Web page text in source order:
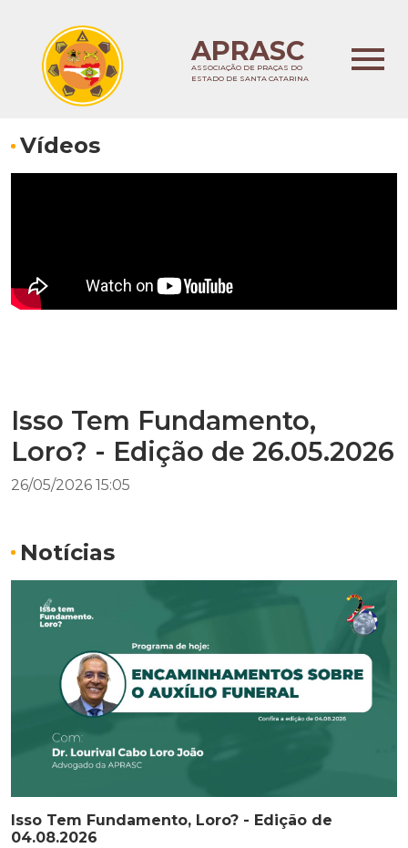
APRASC
ASSOCIAÇÃO DE PRAÇAS DO
ESTADO DE SANTA CATARINA
Vídeos
Isso Tem Fundamento,
Loro? - Edição de 26.05.2026
26/05/2026 15:05
Notícias
Isso Tem Fundamento, Loro? - Edição de
04.08.2026